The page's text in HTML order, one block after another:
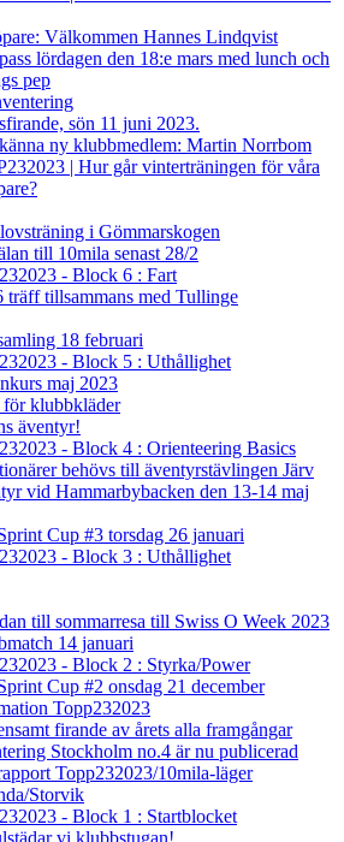
Välkommen Hannes Lindqvist
lördagen den 18:e mars med lunch och
pep
sön 11 juni 2023.
ny klubbmedlem: Martin Norrbom
| Hur går vinterträningen för våra
i Gömmarskogen
till 10mila senast 28/2
- Block 6 : Fart
träff tillsammans med Tullinge
18 februari
- Block 5 : Uthållighet
maj 2023
för klubbkläder
äventyr!
- Block 4 : Orienteering Basics
behövs till äventyrstävlingen Järv
vid Hammarbybacken den 13-14 maj
Cup #3 torsdag 26 januari
- Block 3 : Uthållighet
till sommarresa till Swiss O Week 2023
14 januari
- Block 2 : Styrka/Power
Cup #2 onsdag 21 december
Topp232023
firande av årets alla framgångar
Stockholm no.4 är nu publicerad
Topp232023/10mila-läger
Storvik
- Block 1 : Startblocket
vi klubbstugan!